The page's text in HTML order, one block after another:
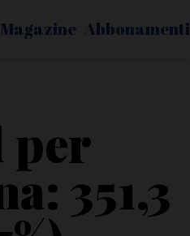
Magazine Abbonamenti
per
351,3